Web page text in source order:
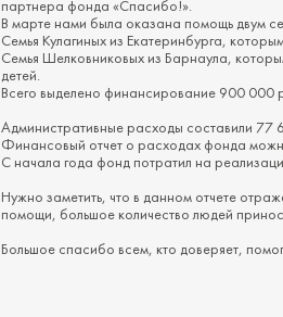
партнера фонда «Спасибо!».
В марте нами была оказана помощь двум
Семья Кулагиных из Екатеринбурга,
Семья Шелковниковых из Барнаула,
детей.
Всего выделено финансирование 900 000
Административные расходы составили 77
Финансовый отчет о расходах фонда
С начала года фонд потратил на
Нужно заметить, что в данном отчете
помощи, большое количество людей
Большое спасибо всем, кто доверяет,